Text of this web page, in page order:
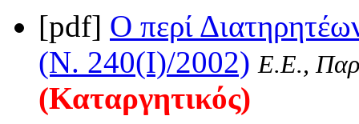
[pdf] Ο περί
(Ν. 240(I)/2002) Ε.Ε.,
(Καταργητικός)